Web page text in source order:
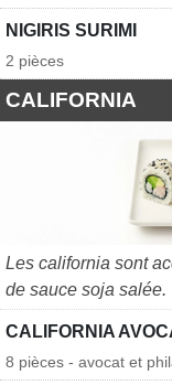
NIGIRIS SURIMI
2 pièces
CALIFORNIA
Les california sont
de sauce soja salée.
CALIFORNIA
8 pièces - avocat et